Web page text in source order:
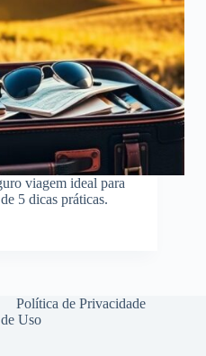
viagem ideal para
5 dicas práticas.
Política de Privacidade
Uso